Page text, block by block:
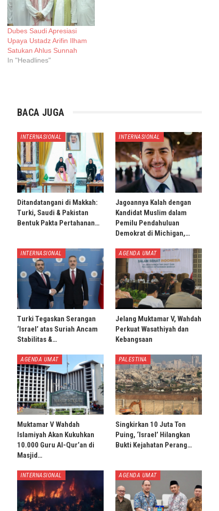
Dubes Saudi Apresiasi
Upaya Ustadz Arifin Ilham
Satukan Ahlus Sunnah
In "Headlines"
BACA JUGA
INTERNASIONAL
Ditandatangani di Makkah:
Turki, Saudi & Pakistan
Bentuk Pakta Pertahanan…
INTERNASIONAL
Jagoannya Kalah dengan
Kandidat Muslim dalam
Pemilu Pendahuluan
Demokrat di Michigan,…
INTERNASIONAL
Turki Tegaskan Serangan
‘Israel’ atas Suriah Ancam
Stabilitas &…
AGENDA UMAT
Jelang Muktamar V, Wahdah
Perkuat Wasathiyah dan
Kebangsaan
AGENDA UMAT
Muktamar V Wahdah
Islamiyah Akan Kukuhkan
10.000 Guru Al-Qur’an di
Masjid…
PALESTINA
Singkirkan 10 Juta Ton
Puing, ‘Israel’ Hilangkan
Bukti Kejahatan Perang…
INTERNASIONAL AGENDA UMAT